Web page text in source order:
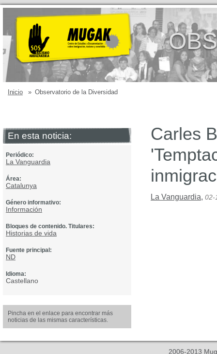
Inicio » Observatorio de la Diversidad
En esta noticia:
Periódico:
La Vanguardia
Área:
Catalunya
Género informativo:
Información
Bloques de contenido. Titulares:
Historias de vida
Fuente principal:
ND
Idioma:
Castellano
Pincha en el enlace para encontrar más
noticias de las mismas características.
Carles
La Vanguardia, 02-
2006-2013